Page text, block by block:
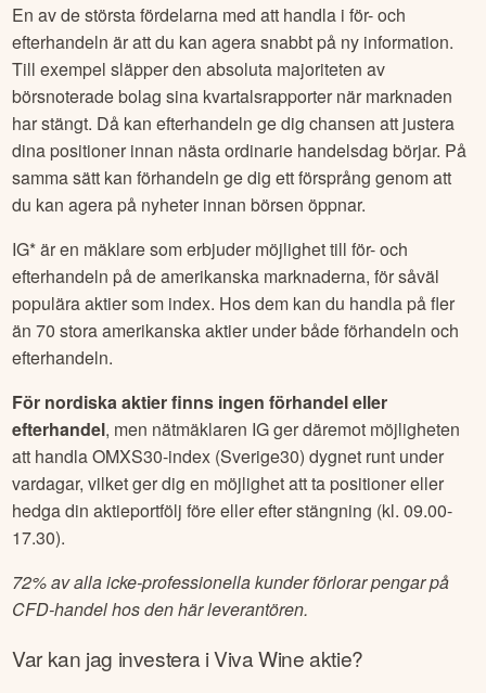
En av de största fördelarna med att handla i för- och
efterhandeln är att du kan agera snabbt på ny information.
Till exempel släpper den absoluta majoriteten av
börsnoterade bolag sina kvartalsrapporter när marknaden
har stängt. Då kan efterhandeln ge dig chansen att justera
dina positioner innan nästa ordinarie handelsdag börjar. På
samma sätt kan förhandeln ge dig ett försprång genom att
du kan agera på nyheter innan börsen öppnar.
IG* är en mäklare som erbjuder möjlighet till för- och
efterhandeln på de amerikanska marknaderna, för såväl
populära aktier som index. Hos dem kan du handla på fler
än 70 stora amerikanska aktier under både förhandeln och
efterhandeln.
För nordiska aktier finns ingen förhandel eller
efterhandel, men nätmäklaren IG ger däremot möjligheten
att handla OMXS30-index (Sverige30) dygnet runt under
vardagar, vilket ger dig en möjlighet att ta positioner eller
hedga din aktieportfölj före eller efter stängning (kl. 09.00-
17.30).
72% av alla icke-professionella kunder förlorar pengar på
CFD-handel hos den här leverantören.
Var kan jag investera iViva Wineaktie?